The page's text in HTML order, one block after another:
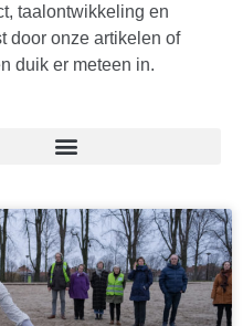
taalontwikkeling en
door onze artikelen of
duik er meteen in.